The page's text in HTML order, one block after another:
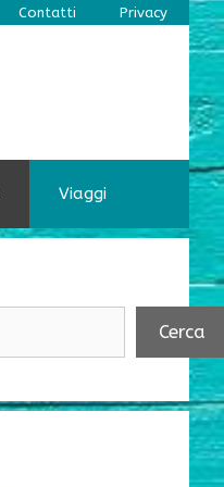
Contatti Privacy
Viaggi
Cerca